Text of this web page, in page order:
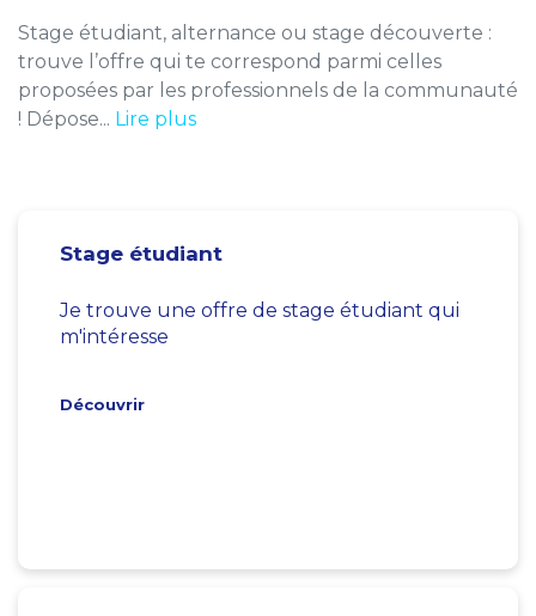
Stage étudiant, alternance ou stage découverte :
trouve l’offre qui te correspond parmi celles
proposées par les professionnels de la communauté
! Dépose... Lire plus
Stage étudiant
Je trouve une offre de stage étudiant qui
m'intéresse
Découvrir